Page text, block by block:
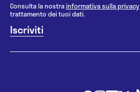
Consulta la nostrainformativa sulla privacy
trattamento dei tuoi dati.